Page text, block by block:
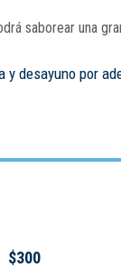
saborear una
desayuno por
$300